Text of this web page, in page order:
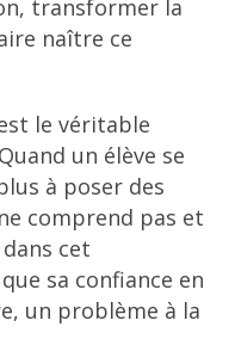
transformer la
naître ce
le véritable
un élève se
à poser des
comprend pas et
cet
sa confiance en
un problème à la